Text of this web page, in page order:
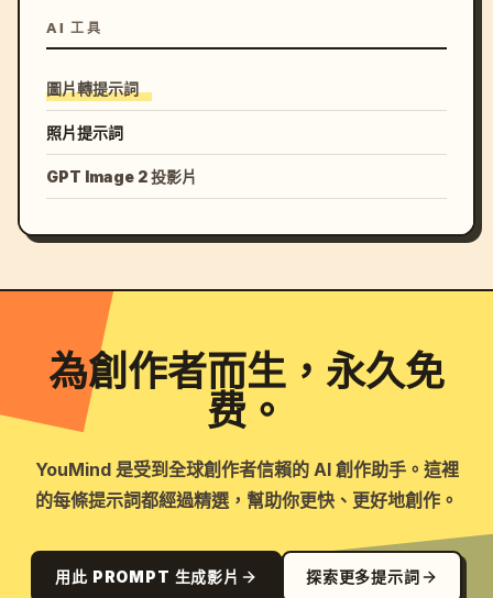
AI 工具
圖片轉提示詞
照片提示詞
GPT Image 2 投影片
為創作者而生，永久免
费。
YouMind 是受到全球創作者信賴的 AI 創作助手。這裡
的每條提示詞都經過精選，幫助你更快、更好地創作。
用此 PROMPT 生成影片 探索更多提示詞